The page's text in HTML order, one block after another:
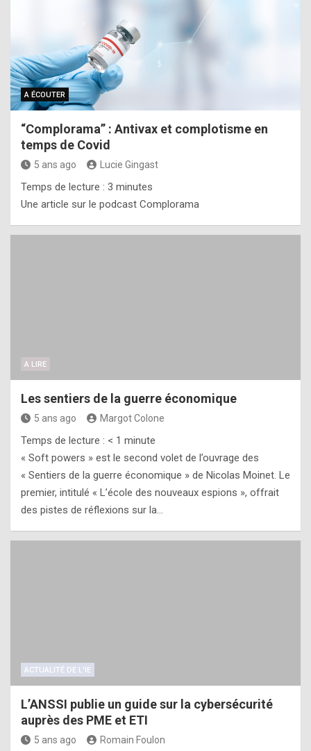
A ÉCOUTER
“Complorama” : Antivax et complotisme en
temps de Covid
5 ans ago Lucie Gingast
Temps de lecture : 3 minutes
Une article sur le podcast Complorama
A LIRE
Les sentiers de la guerre économique
5 ans ago Margot Colone
Temps de lecture : < 1 minute
« Soft powers » est le second volet de l’ouvrage des
« Sentiers de la guerre économique » de Nicolas Moinet. Le
premier, intitulé « L’école des nouveaux espions », offrait
des pistes de réflexions sur la…
ACTUALITÉ DE L'IE
L’ANSSI publie un guide sur la cybersécurité
auprès des PME et ETI
5 ans ago Romain Foulon